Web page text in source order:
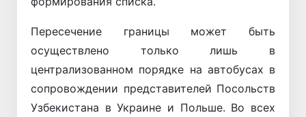
Пересечение границы может быть
осуществлено только лишь в
централизованном порядке на автобусах в
сопровождении представителей Посольств
Узбекистана в Украине и Польше. Во всех